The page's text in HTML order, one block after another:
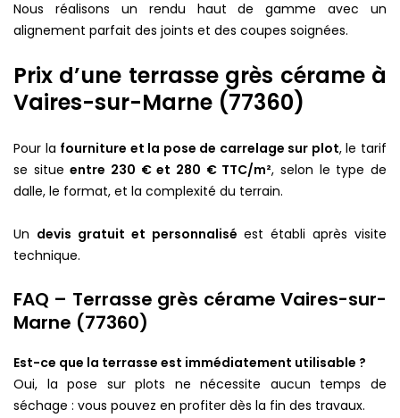
Nous réalisons un rendu haut de gamme avec un
alignement parfait des joints et des coupes soignées.
Prix d’une terrasse grès cérame à
Vaires-sur-Marne (77360)
Pour la fourniture et la pose de carrelage sur plot, le tarif
se situeentre 230 € et 280 € TTC/m², selon le type de
dalle, le format, et la complexité du terrain.
Un devis gratuit et personnalisé est établi après visite
technique.
FAQ – Terrasse grès cérame Vaires-sur-
Marne (77360)
Est-ce que la terrasse est immédiatement utilisable ?
Oui, la pose sur plots ne nécessite aucun temps de
séchage : vous pouvez en profiter dès la fin des travaux.